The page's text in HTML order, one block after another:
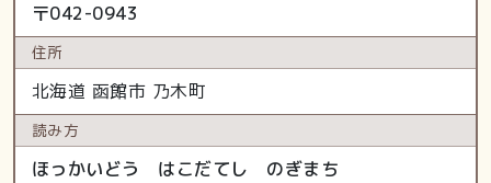
〒042-0943
住所
北海道 函館市 乃木町
読み方
ほっかいどう はこだてし のぎまち